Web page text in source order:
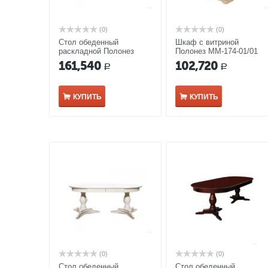
(0)
Стол обеденный
раскладной Полонез
ММ-174-41 белая эмаль
с золотой патиной
161,540 Р
КУПИТЬ
(0)
Шкаф с витриной
Полонез ММ-174-01/01
белая эмаль
102,720 Р
КУПИТЬ
(0) (0)